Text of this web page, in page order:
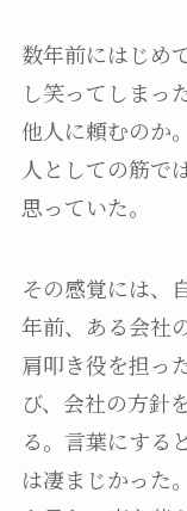
数年前にはじめ
し笑ってしまっ
他人に頼むのか
人としての筋で
思っていた。
その感覚には、
年前、ある会社
肩叩き役を担っ
び、会社の方針
る。言葉にする
は凄まじかった